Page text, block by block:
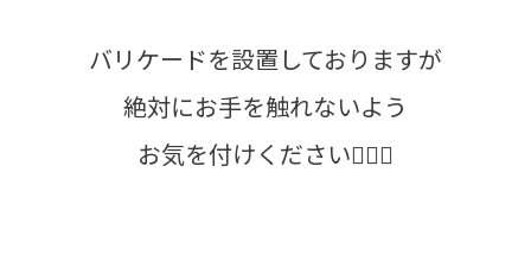
バリケードを設置しておりますが
絶対にお手を触れないよう
お気を付けください🙇🏻‍♀️